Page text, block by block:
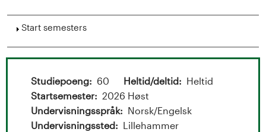
k
Show
Start semesters
Studiepoeng 60 Heltid/deltid
Heltid
Startsemester
2026 Høst
Undervisningsspråk
Norsk/Engelsk
Undervisningssted
Lillehammer